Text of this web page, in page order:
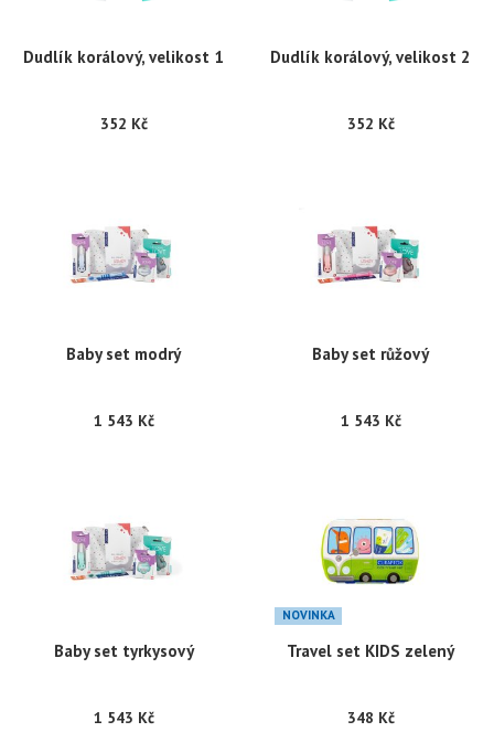
Dudlík korálový, velikost 1
352 Kč
Dudlík korálový, velikost 2
352 Kč
Baby set modrý
1 543 Kč
Baby set růžový
1 543 Kč
Baby set tyrkysový
1 543 Kč
NOVINKA
Travel set KIDS zelený
348 Kč